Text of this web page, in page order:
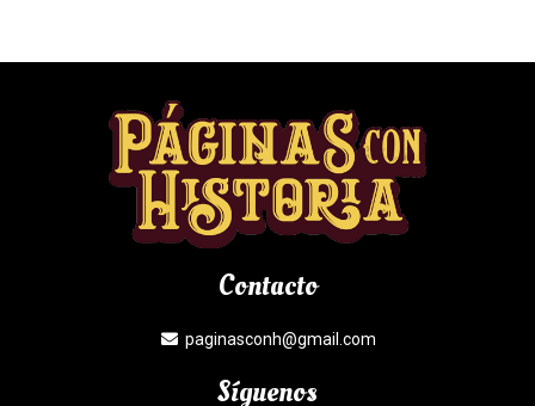
Contacto
paginasconh@gmail.com
Síguenos